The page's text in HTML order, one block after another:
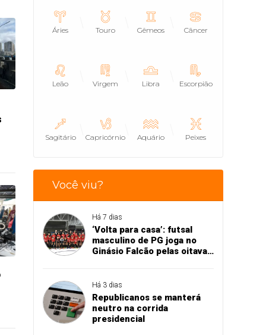
Áries Touro Gêmeos Câncer
Leão Virgem Libra Escorpião
Sagitário Capricórnio Aquário Peixes
Você viu?
Há 7 dias
‘Volta para casa’: futsal
masculino de PG joga no
Ginásio Falcão pelas oitavas
Há 3 dias
Republicanos se manterá
neutro na corrida
presidencial